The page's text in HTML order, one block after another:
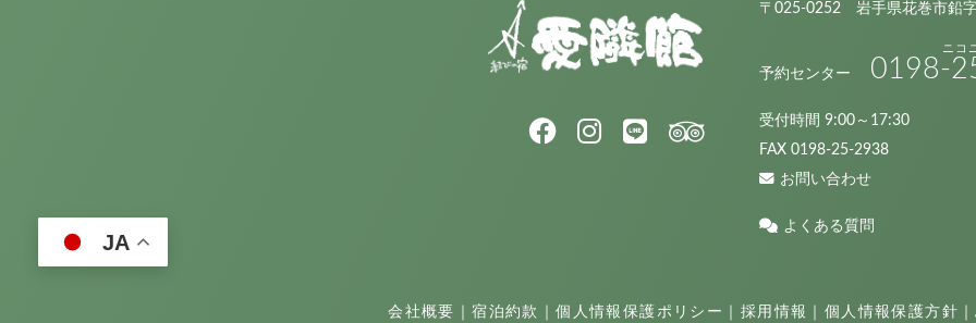
〒025-0252 岩手県花巻市鉛
予約センター 0198-
受付時間 9:00～17:30
FAX 0198-25-2938
お問い合わせ
よくある質問
会社概要 ｜宿泊約款 ｜個人情報保護ポリシー 採用情報 個人情報保護方針 ｜
JA